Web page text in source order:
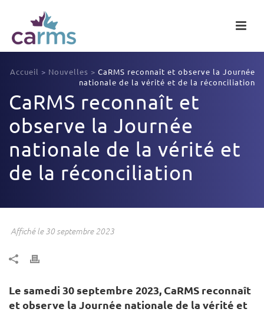
Accueil > Nouvelles > CaRMS reconnaît et observe la Journée
nationale de la vérité et de la réconciliation
CaRMS reconnaît et
observe la Journée
nationale de la vérité et
de la réconciliation
Affiché le 30 septembre 2023
Le samedi 30 septembre 2023, CaRMS reconnaît
et observe la Journée nationale de la vérité et